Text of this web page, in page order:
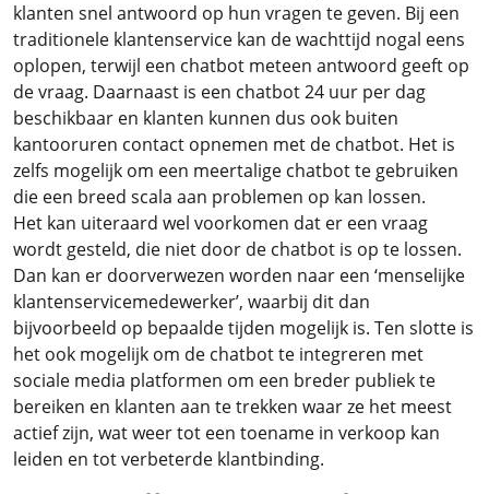
klanten snel antwoord op hun vragen te geven. Bij een
traditionele klantenservice kan de wachttijd nogal eens
oplopen, terwijl een chatbot meteen antwoord geeft op
de vraag. Daarnaast is een chatbot 24 uur per dag
beschikbaar en klanten kunnen dus ook buiten
kantooruren contact opnemen met de chatbot. Het is
zelfs mogelijk om een meertalige chatbot te gebruiken
die een breed scala aan problemen op kan lossen.
Het kan uiteraard wel voorkomen dat er een vraag
wordt gesteld, die niet door de chatbot is op te lossen.
Dan kan er doorverwezen worden naar een ‘menselijke
klantenservicemedewerker’, waarbij dit dan
bijvoorbeeld op bepaalde tijden mogelijk is. Ten slotte is
het ook mogelijk om de chatbot te integreren met
sociale media platformen om een breder publiek te
bereiken en klanten aan te trekken waar ze het meest
actief zijn, wat weer tot een toename in verkoop kan
leiden en tot verbeterde klantbinding.